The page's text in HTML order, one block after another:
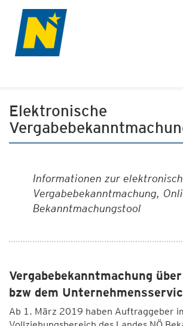
Elektronische
Informationen zur
Vergabebekanntmachung,
Bekanntmachungstool
Vergabebekanntmachung über
bzw dem
Ab 1. März 2019 haben Auftraggeber